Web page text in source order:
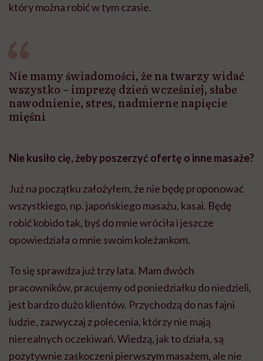
który można robić w tym czasie.
Nie mamy świadomości, że na twarzy widać
wszystko – imprezę dzień wcześniej, słabe
nawodnienie, stres, nadmierne napięcie
mięśni
Nie kusiło cię, żeby poszerzyć ofertę o inne masaże?
Już na początku założyłem, że nie będę proponować
wszystkiego, np. japońskiego masażu, kasai. Będę
robić kobido tak, byś do mnie wróciła i jeszcze
opowiedziała o mnie swoim koleżankom.
To się sprawdza już trzy lata. Mam dwóch
pracowników, pracujemy od poniedziałku do niedzieli,
jest bardzo dużo klientów. Przychodzą do nas fajni
ludzie, zazwyczaj z polecenia, którzy nie mają
nierealnych oczekiwań. Wiedzą, jak to działa, są
pozytywnie zaskoczeni pierwszym masażem, ale nie